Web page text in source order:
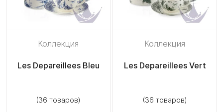
Коллекция
Les Depareillees Bleu
(36 товаров)
Коллекция
Les Depareillees Vert
(36 товаров)